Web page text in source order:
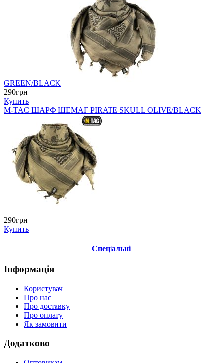
GREEN/BLACK
290грн
Купить
M-TAC ШАРФ ШЕМАГ PIRATE SKULL OLIVE/BLACK
290грн
Купить
Спеціальні
Інформація
Користувач
Про нас
Про доставку
Про оплату
Як замовити
Додатково